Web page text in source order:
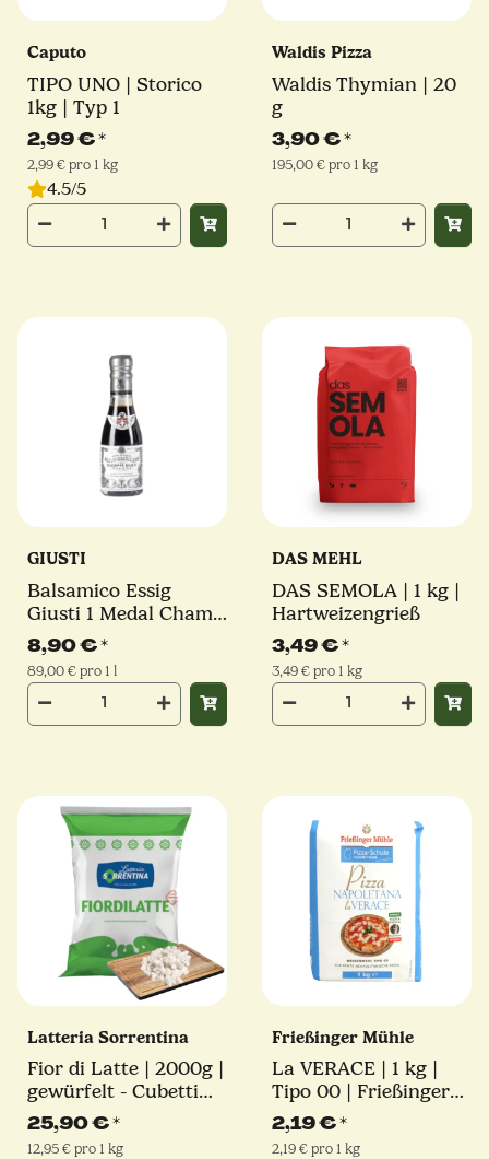
Caputo
TIPO UNO | Storico
1kg | Typ 1
2,99 €*
2,99 € pro 1 kg
4.5/5
Waldis Pizza
Waldis Thymian | 20
g
3,90 €*
195,00 € pro 1 kg
GIUSTI
Balsamico Essig
Giusti 1 Medal Champ
| 100 ml | Giuseppe
Giusti
8,90 €*
89,00 € pro 1 l
DAS MEHL
DAS SEMOLA | 1 kg |
Hartweizengrieß
3,49 €*
3,49 € pro 1 kg
Latteria Sorrentina
Fior di Latte | 2000g |
gewürfelt - Cubetti
Schnitt | Latteria
Sorrentina
25,90 €*
12,95 € pro 1 kg
Frießinger Mühle
La VERACE | 1 kg |
Tipo 00 | Frießinger
Mühle
2,19 €*
2,19 € pro 1 kg